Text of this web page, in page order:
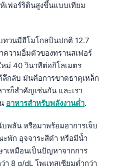
เฟอร์ริตินสูงขึ้นแบบเทียม
วนมีฮีโมโกลบินปกติ 12.7
ความอิ่มตัวของทรานสเฟอร์
หม่ 40 วินาทีต่อกิโลเมตร
ลึกลับ มันคือการขาดธาตุเหล็ก
รก็สำคัญเช่นกัน และเรา
อาหารสำหรับพลังงานต่ำ.
พลัน หรือมาพร้อมอาการเจ็บ
พัก อุจจาระสีดำ หรือมีน้ำ
เหมือนเป็นปัญหาจากการ
า 8 g/dL โพแทสเซียมต่ำกว่า